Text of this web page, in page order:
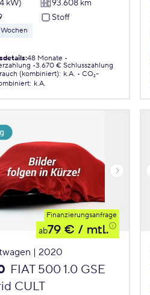
kW)
93.608 km
Stoff
:48 Monate
3.670 € Schlusszahlung
(kombiniert): k.A.
CO₂-
: k.A.
Finanzierungsanfrage
ab79 € / mtl.
| 2020
FIAT 500 1.0 GSE
CULT